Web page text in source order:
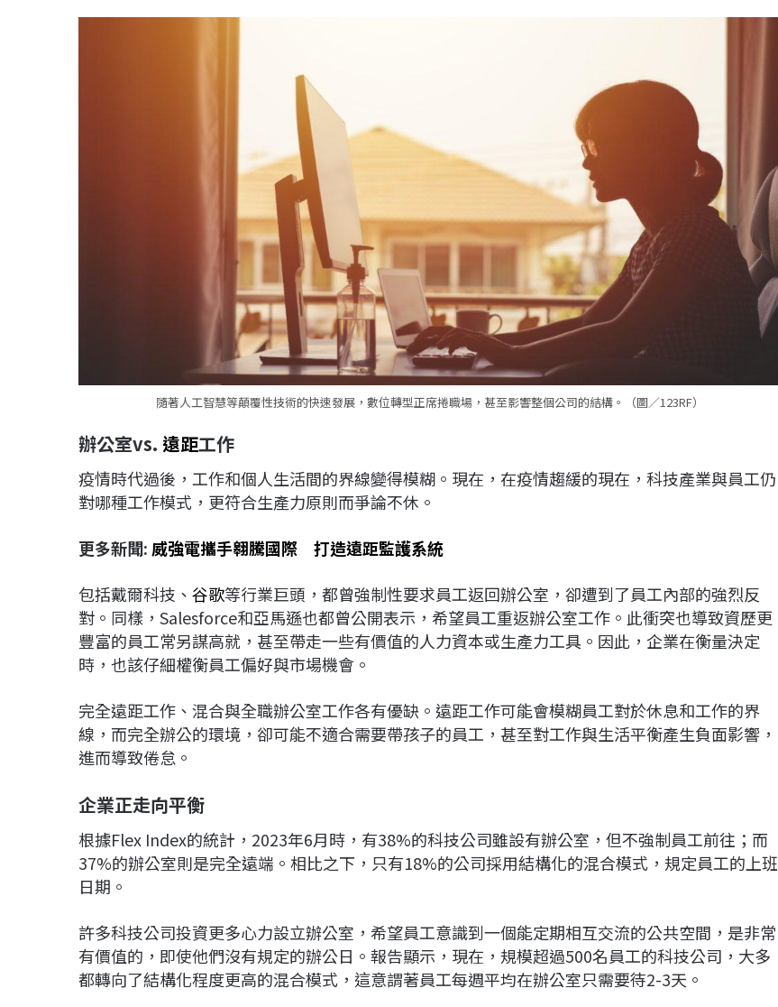
隨著人工智慧等顛覆性技術的快速發展，數位轉型正席捲職場，甚至影響整個公司的結構。（圖／123RF）
辦公室vs. 遠距工作
疫情時代過後，工作和個人生活間的界線變得模糊。現在，在疫情趨緩的現在，科技產業與員工仍
對哪種工作模式，更符合生產力原則而爭論不休。
更多新聞: 威強電攜手翱騰國際 打造遠距監護系統
包括戴爾科技、 谷歌等行業巨頭，都曾強制性要求員工返回辦公室，卻遭到了員工內部的強烈反
對。同樣，Salesforce和亞馬遜也都曾公開表示，希望員工重返辦公室工作。此衝突也導致資歷更
豐富的員工常另謀高就，甚至帶走一些有價值的人力資本或生產力工具。因此，企業在衡量決定
時，也該仔細權衡員工偏好與市場機會。
完全遠距工作、混合與全職辦公室工作各有優缺。遠距工作可能會模糊員工對於休息和工作的界
線，而完全辦公的環境，卻可能不適合需要帶孩子的員工，甚至對工作與生活平衡產生負面影響，
進而導致倦怠。
企業正走向平衡
根據Flex Index的統計，2023年6月時，有38%的科技公司雖設有辦公室，但不強制員工前往；而
37%的辦公室則是完全遠端。相比之下，只有18%的公司採用結構化的混合模式，規定員工的上班
日期。
許多科技公司投資更多心力設立辦公室，希望員工意識到一個能定期相互交流的公共空間，是非常
有價值的，即使他們沒有規定的辦公日。報告顯示，現在，規模超過500名員工的科技公司，大多
都轉向了結構化程度更高的混合模式，這意謂著員工每週平均在辦公室只需要待2-3天。